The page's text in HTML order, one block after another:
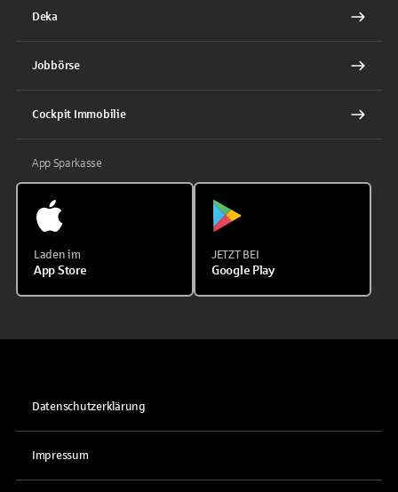
Deka
Jobbörse
Cockpit Immobilie
App Sparkasse
Laden im
App Store
JETZT BEI
Google Play
Datenschutzerklärung
Impressum